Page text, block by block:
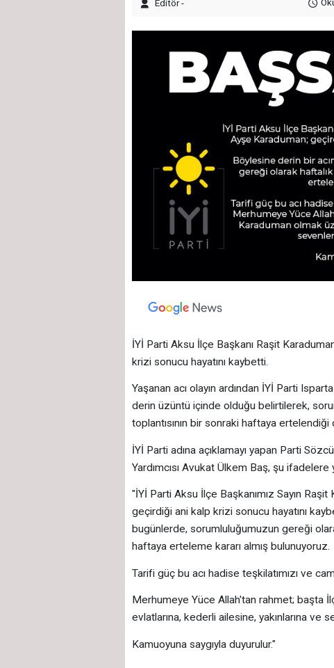
Editör -
İYİ Parti Aksu İlçe Başkanı Raşit
krizi sonucu hayatını kaybetti.
Yaşanan acı olayın ardından İYİ Parti
derin üzüntü içinde olduğu belirtilerek,
toplantısının bir sonraki haftaya ertelendiği
İYİ Parti adına açıklamayı yapan Parti
Yardımcısı Avukat Ülkem Baş, şu ifadelere
"İYİ Parti Aksu İlçe Başkanımız Sayın
geçirdiği ani kalp krizi sonucu hayatını
bugünlerde, sorumluluğumuzun gereği
haftaya erteleme kararı almış bulunuyoruz.
Tarifi güç bu acı hadise teşkilatımızı ve
Merhumeye Yüce Allah'tan rahmet; başta
evlatlarına, kederli ailesine, yakınlarına ve
Kamuoyuna saygıyla duyurulur."